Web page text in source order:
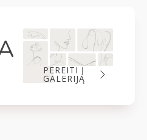
PEREITI Į
GALERIJĄ